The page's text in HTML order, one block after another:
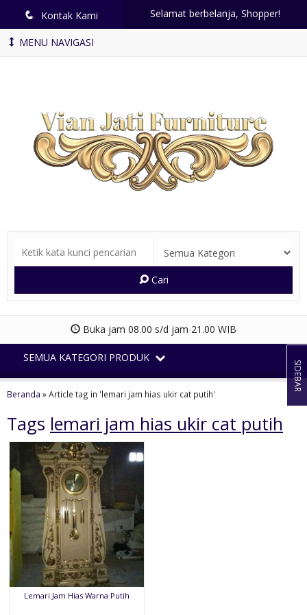
q Kontak Kami Selamat berbelanja, Shopper!
MENU NAVIGASI
Cari
Buka jam 08.00 s/d jam 21.00 WIB
SEMUA KATEGORI PRODUK
Beranda »Article tag in 'lemari jam hias ukir cat putih'
Tags lemari jam hias ukir cat putih
Lemari Jam Hias Warna Putih
SIDEBAR